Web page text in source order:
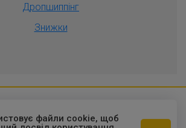
Дропшиппiнг
Знижки
© Оптовый интернет-
файли cookie, щоб